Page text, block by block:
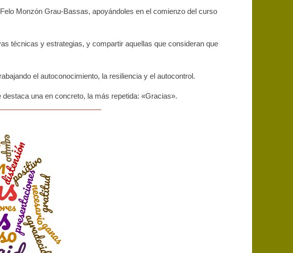
Monzón Grau-Bassas, apoyándoles en el comienzo del curso
técnicas y estrategias, y compartir aquellas que consideran que
el autoconocimiento, la resiliencia y el autocontrol.
una en concreto, la más repetida: «Gracias».